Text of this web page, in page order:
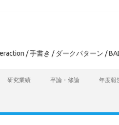
/ 手書き / ダークパターン /
研究業績 卒論・修論 年度報